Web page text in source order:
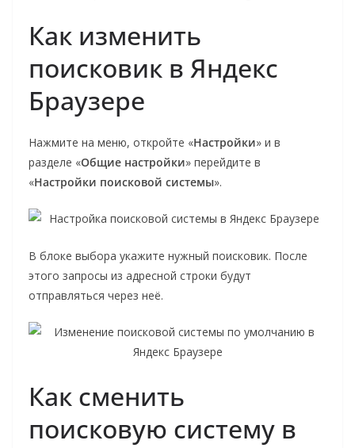
Как изменить
поисковик в Яндекс
Браузере
Нажмите на меню, откройте «Настройки» и в
разделе «Общие настройки» перейдите в
«Настройки поисковой системы».
В блоке выбора укажите нужный поисковик. После
этого запросы из адресной строки будут
отправляться через неё.
Как сменить
поисковую систему в